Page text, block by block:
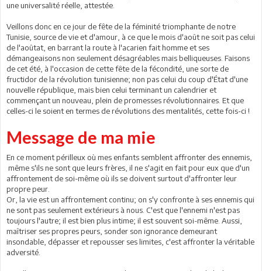
une universalité réelle, attestée.
Veillons donc en ce jour de fête de la féminité triomphante de notre
Tunisie, source de vie et d'amour, à ce que le mois d'août ne soit pas celui
de l'aoûtat, en barrant la route à l'acarien fait homme et ses
démangeaisons non seulement désagréables mais belliqueuses. Faisons
de cet été, à l'occasion de cette fête de la fécondité, une sorte de
fructidor de la révolution tunisienne; non pas celui du coup d'État d'une
nouvelle république, mais bien celui terminant un calendrier et
commençant un nouveau, plein de promesses révolutionnaires. Et que
celles-ci le soient en termes de révolutions des mentalités, cette fois-ci !
Message de ma mie
En ce moment périlleux où mes enfants semblent affronter des ennemis,
même s'ils ne sont que leurs frères, il ne s'agit en fait pour eux que d'un
affrontement de soi-même où ils se doivent surtout d'affronter leur
propre peur.
Or, la vie est un affrontement continu; on s'y confronte à ses ennemis qui
ne sont pas seulement extérieurs à nous. C'est que l'ennemi n'est pas
toujours l'autre; il est bien plus intime; il est souvent soi-même. Aussi,
maîtriser ses propres peurs, sonder son ignorance demeurant
insondable, dépasser et repousser ses limites, c'est affronter la véritable
adversité.